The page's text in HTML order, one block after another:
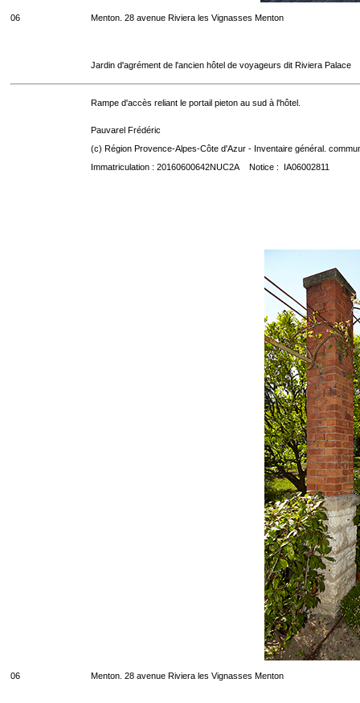
06 Menton. 28 avenue Riviera les Vignasses Menton
Jardin d'agrément de l'ancien hôtel de voyageurs dit Riviera Palace
Rampe d'accès reliant le portail pieton au sud à l'hôtel.
Pauvarel Frédéric
(c) Région Provence-Alpes-Côte d'Azur - Inventaire général.
Immatriculation : 20160600642NUC2A Notice : IA06002811
06 Menton. 28 avenue Riviera les Vignasses Menton